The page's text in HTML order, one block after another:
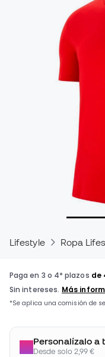
Lifestyle Ropa
Personalízalo a
Desde solo 2,99 €